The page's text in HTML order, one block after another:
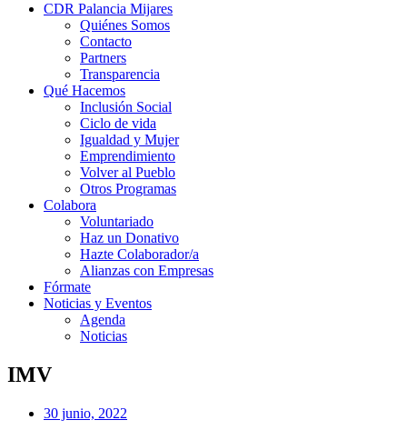
CDR Palancia Mijares
Quiénes Somos
Contacto
Partners
Transparencia
Qué Hacemos
Inclusión Social
Ciclo de vida
Igualdad y Mujer
Emprendimiento
Volver al Pueblo
Otros Programas
Colabora
Voluntariado
Haz un Donativo
Hazte Colaborador/a
Alianzas con Empresas
Fórmate
Noticias y Eventos
Agenda
Noticias
IMV
30 junio, 2022